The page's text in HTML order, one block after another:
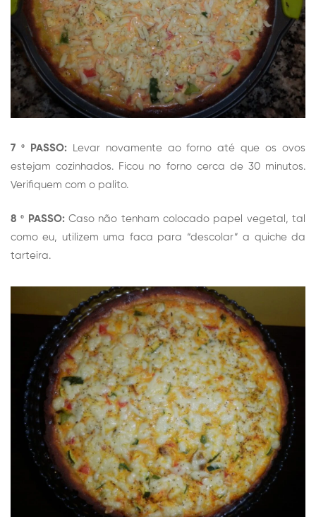
7 º PASSO:Levar novamente ao forno até que os ovos
estejam cozinhados. Ficou no forno cerca de 30 minutos.
Verifiquem com o palito.
8 º PASSO:Caso não tenham colocado papel vegetal, tal
como eu, utilizem uma faca para “descolar” a quiche da
tarteira.